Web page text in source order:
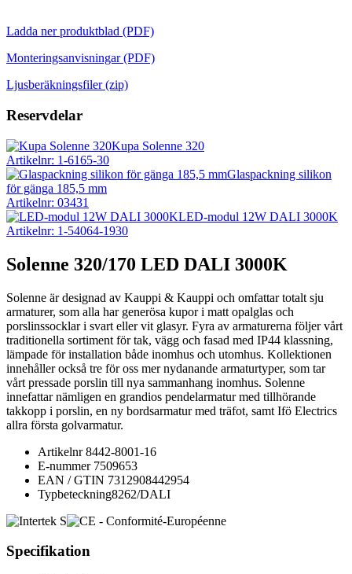
Ladda ner produktblad (PDF)
Monteringsanvisningar (PDF)
Ljusberäkningsfiler (zip)
Reservdelar
Kupa Solenne 320
Artikelnr: 1-6165-30
Glaspackning silikon
för gänga 185,5 mm
Artikelnr: 03431
LED-modul 12W DALI 3000K
Artikelnr: 1-54064-1930
Solenne 320/170 LED DALI 3000K
Solenne är designad av Kauppi & Kauppi och omfattar totalt sju
armaturer, som alla har generösa kupor i matt opalglas och
porslinssocklar i svart eller vit glasyr. Fyra av armaturerna följer vårt
traditionella sortiment för tak, vägg och fasad med IP44 klassning,
lämpade för installation både inomhus och utomhus. Kollektionen
innehåller också tre för oss mer nydanande armaturtyper, som tar
vårt pressade porslin till nya sammanhang inomhus. Solenne
innefattar nämligen en grandios pendelarmatur med tillhörande
takkopp i porslin, en ny bordsarmatur med träfot, samt Ifö Electrics
allra första golvarmatur.
Artikelnr8442-8001-16
E-nummer7509653
EAN / GTIN 7312908442954
Typbeteckning8262/DALI
Specifikation